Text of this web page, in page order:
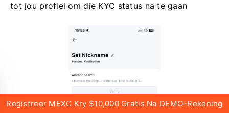
tot jou profiel om die KYC status na te gaan
Registreer MEXC Kry $10,000 Gratis Na DEMO-Rekening